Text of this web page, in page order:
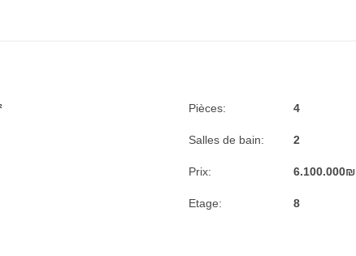
Pièces: 4
Salles de bain: 2
Prix: 6.100.000₪
Etage: 8